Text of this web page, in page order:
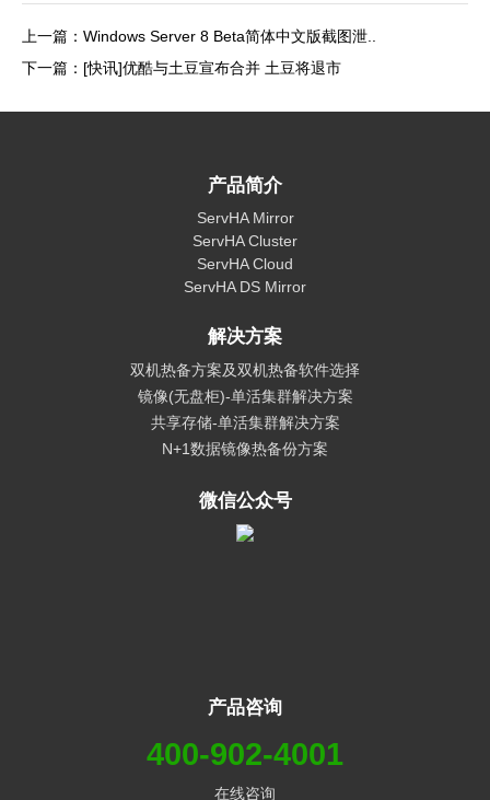
上一篇：Windows Server 8 Beta简体中文版截图泄..
下一篇：[快讯]优酷与土豆宣布合并 土豆将退市
产品简介
ServHA Mirror
ServHA Cluster
ServHA Cloud
ServHA DS Mirror
解决方案
双机热备方案及双机热备软件选择
镜像(无盘柜)-单活集群解决方案
共享存储-单活集群解决方案
N+1数据镜像热备份方案
微信公众号
产品咨询
400-902-4001
在线咨询